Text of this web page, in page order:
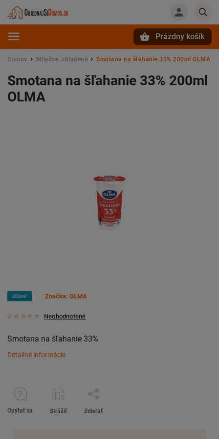
Prázdny košík
Domov / Mliečne, chladené / Smotana na šľahanie 33% 200ml OLMA
Smotana na šľahanie 33% 200ml
OLMA
200ml
Neohodnotené
Značka: OLMA
Smotana na šľahanie 33%
Detailné informácie
Opýtať sa Strážiť Zdieľať